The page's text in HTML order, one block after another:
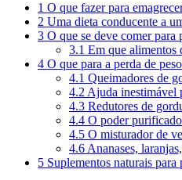
1 O que fazer para
2 Uma dieta conducente a
3 O que se deve comer para
3.1 Em que alimentos
4 O que para a perda de
4.1 Queimadores de
4.2 Ajuda inestimável
4.3 Redutores de
4.4 O poder
4.5 O misturador de
4.6 Ananases,
5 Suplementos naturais para